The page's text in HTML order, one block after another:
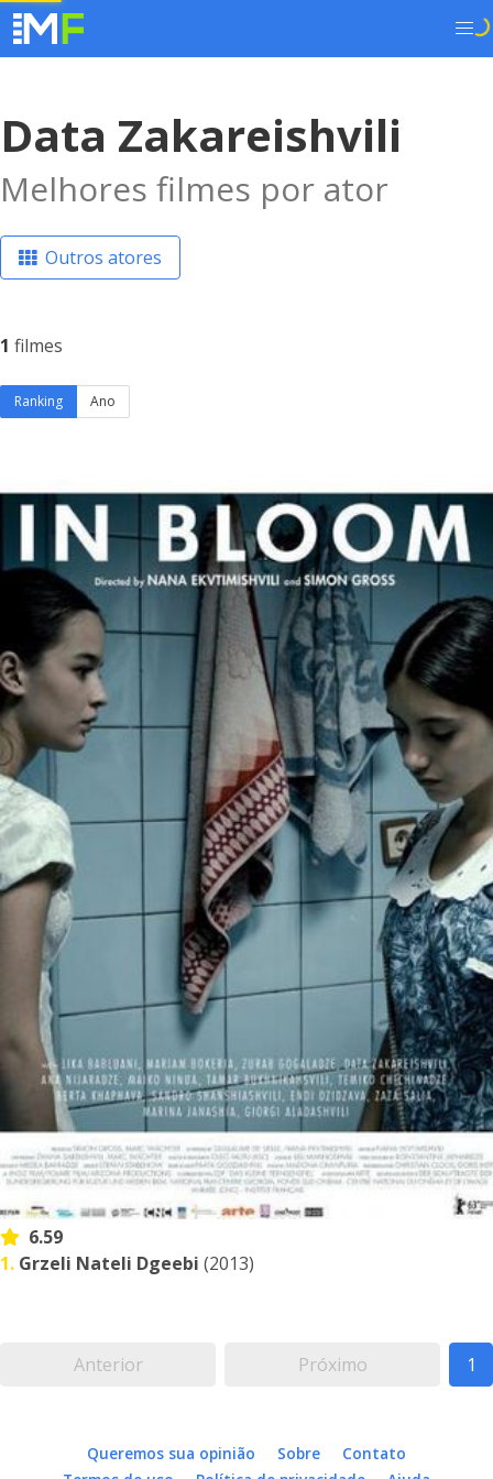
Data Zakareishvili
Melhores filmes por ator
Outros atores
1 filmes
Ranking Ano
6.59
1. Grzeli Nateli Dgeebi (2013)
Anterior Próximo 1
Queremos sua opinião Sobre
Contato